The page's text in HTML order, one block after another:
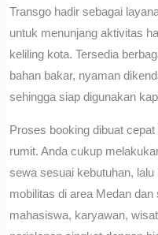
Transgo hadir sebagai
untuk menunjang aktivitas
keliling kota. Tersedia
bahan bakar, nyaman
sehingga siap digunakan
Proses booking dibuat
rumit. Anda cukup
sewa sesuai kebutuhan,
mobilitas di area Medan
mahasiswa, karyawan,